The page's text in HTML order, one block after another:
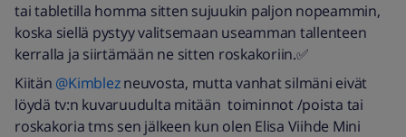
tai tabletilla homma sitten sujuukin paljon nopeammin,
koska siellä pystyy valitsemaan useamman tallenteen
kerralla ja siirtämään ne sitten roskakoriin.✅
Kiitän ​ @Kimblezneuvosta, mutta vanhat silmäni eivät
löydä tv:n kuvaruudulta mitään toiminnot /poista tai
roskakoria tms sen jälkeen kun olen Elisa Viihde Mini